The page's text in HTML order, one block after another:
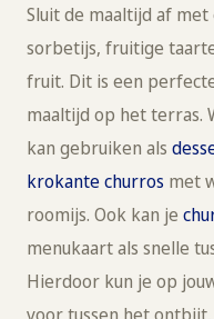
Sluit de maaltijd af
sorbetijs, fruitige
fruit. Dit is een
maaltijd op het terras.
kan gebruiken als
krokante churros met
roomijs. Ook kan je
menukaart als snelle
Hierdoor kun je op